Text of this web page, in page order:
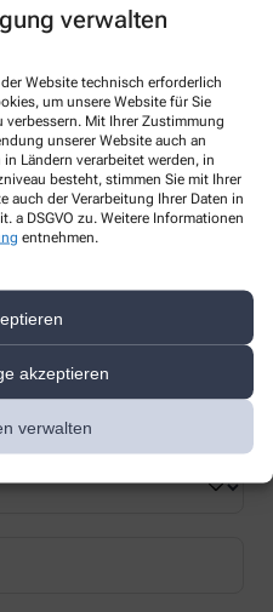
verwalten
Website technisch erforderlich
um unsere Website für Sie
Mit Ihrer Zustimmung
unserer Website auch an
Ländern verarbeitet werden, in
besteht, stimmen Sie mit Ihrer
auch der Verarbeitung Ihrer Daten in
a DSGVO zu. Weitere Informationen
entnehmen.
akzeptieren
verwalten
der gesetzlichen
Info speichern und Sie
vorzeigen.
und beim nächsten